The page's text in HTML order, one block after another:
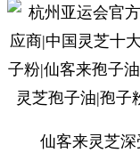
仙客来灵芝